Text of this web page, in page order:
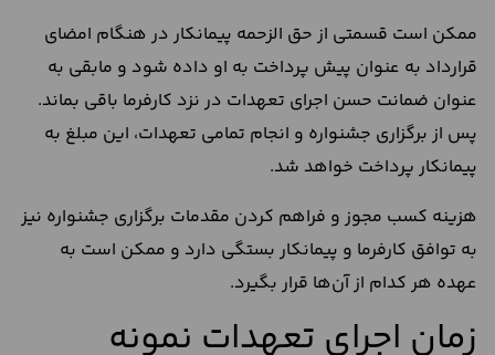
ممکن است قسمتی از حق الزحمه پیمانکار در هنگام امضای
قرارداد به عنوان پیش پرداخت به او داده شود و مابقی به
عنوان ضمانت حسن اجرای تعهدات در نزد کارفرما باقی بماند.
پس از برگزاری جشنواره و انجام تمامی تعهدات، این مبلغ به
پیمانکار پرداخت خواهد شد.
هزینه کسب مجوز و فراهم کردن مقدمات برگزاری جشنواره نیز
به توافق کارفرما و پیمانکار بستگی دارد و ممکن است به
عهده هر کدام از آن‌ها قرار بگیرد.
زمان اجرای تعهدات نمونه